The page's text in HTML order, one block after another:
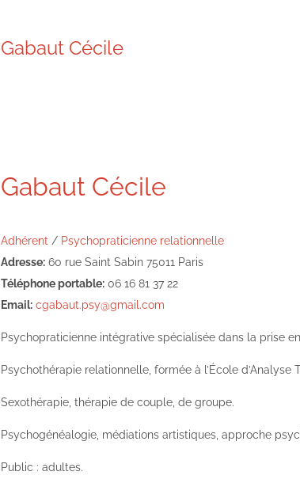
Gabaut Cécile
Gabaut Cécile
Adhérent / Psychopraticienne relationnelle
Adresse: 60 rue Saint Sabin 75011 Paris
Téléphone portable: 06 16 81 37 22
Email: cgabaut.psy@gmail.com
Psychopraticienne intégrative spécialisée dans la prise
Psychothérapie relationnelle, formée à l’École d’Analyse
Sexothérapie, thérapie de couple, de groupe.
Psychogénéalogie, médiations artistiques, approche
Public : adultes.